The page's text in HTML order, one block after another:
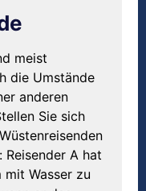
meist
die Umstände
anderen
Sie sich
A hat
mit Wasser zu